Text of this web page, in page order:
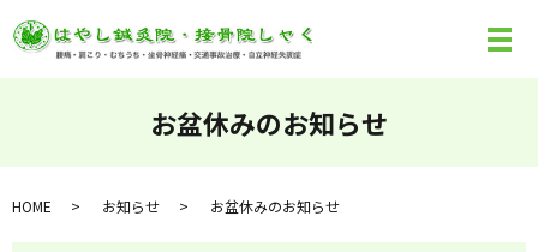
お盆休みのお知らせ
HOME お知らせ お盆休みのお知らせ